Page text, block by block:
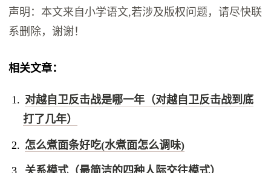
声明：本文来自小学语文,若涉及版权问题，请尽快联
系删除，谢谢！
相关文章：
对越自卫反击战是哪一年（对越自卫反击战到底
打了几年）
怎么煮面条好吃(水煮面怎么调味)